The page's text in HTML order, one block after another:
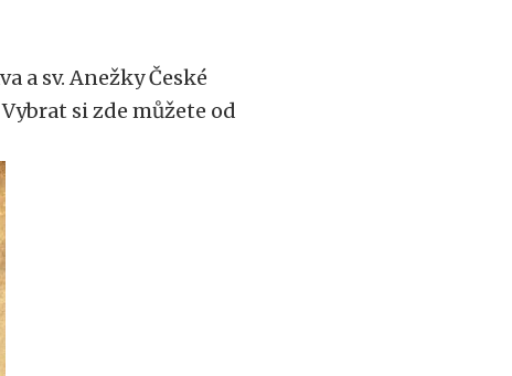
a sv. Anežky České
si zde můžete od